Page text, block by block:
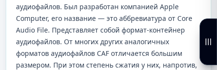
аудиофайлов. Был разработан компанией Apple
Computer, его название — это аббревиатура от Core
Audio File. Представляет собой формат-контейнер
аудиофайлов. От многих других аналогичных
форматов аудиофайлов CAF отличается большим
размером. При этом степень сжатия у них, напротив,